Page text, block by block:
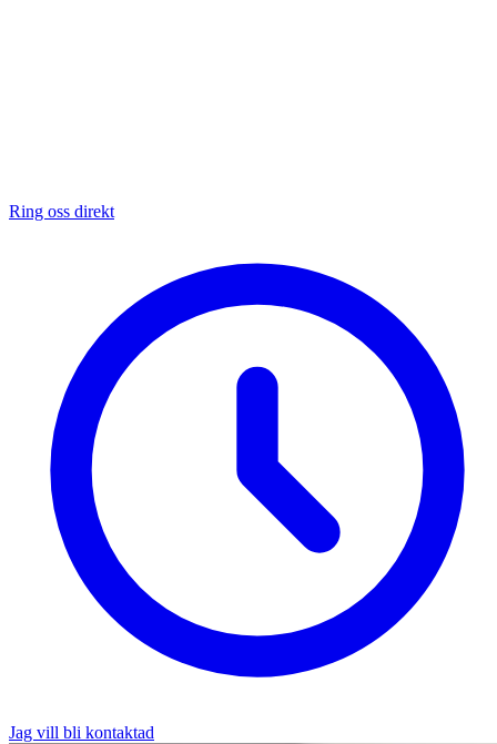
Ring oss direkt
Jag vill bli kontaktad